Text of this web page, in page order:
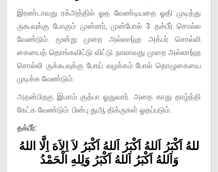
இரண்டாவது ரக்அத்தில் ஓத வேண்டியதை ஓதி முடித்து
ருகூவுக்கு போகும் முன்னர், முன்போல் 3 தக்பீர் சொல்ல
வேண்டும். மூன்று முறை அல்லா{ஹ அக்பர் சொல்லி
கையைத் தொங்கவிட்டு விட்டு நாலாவது முறை அல்லா{ஹ
சொல்லி ருக்கூவுக்கு போய் வழக்கம் போல் தொழுகையை
முடிக்க வேண்டும்.
அதன்பிறகு இமாம் குத்பா ஓதுவார். அதை காது தாழ்த்தி
கேட்க வேண்டும். பின்பு துஆ திக்ருகள் ஓதப்படும்.
தக்பீர்:
للهُ اَكْبَرُ اَللهُ اَكْبَرُ اَللهُ اَكْبَرُ لاَ اِلاَهَ اِلَّا اللهُ
وَاَللهُ اَكْبَرُ اَللهُ اَكْبَرُ وَلِلهِ الْحَمْدُ